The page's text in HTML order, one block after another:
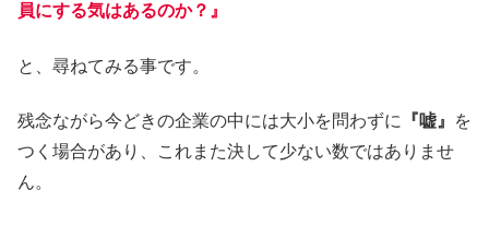
員にする気はあるのか？』
と、尋ねてみる事です。
残念ながら今どきの企業の中には大小を問わずに 『嘘』
を
つく場合があり、これまた決して少ない数ではありませ
ん。